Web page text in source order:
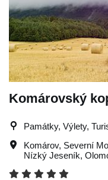
Komárovský
Památky, Výlety,
Komárov, Severní
Nízký Jeseník,